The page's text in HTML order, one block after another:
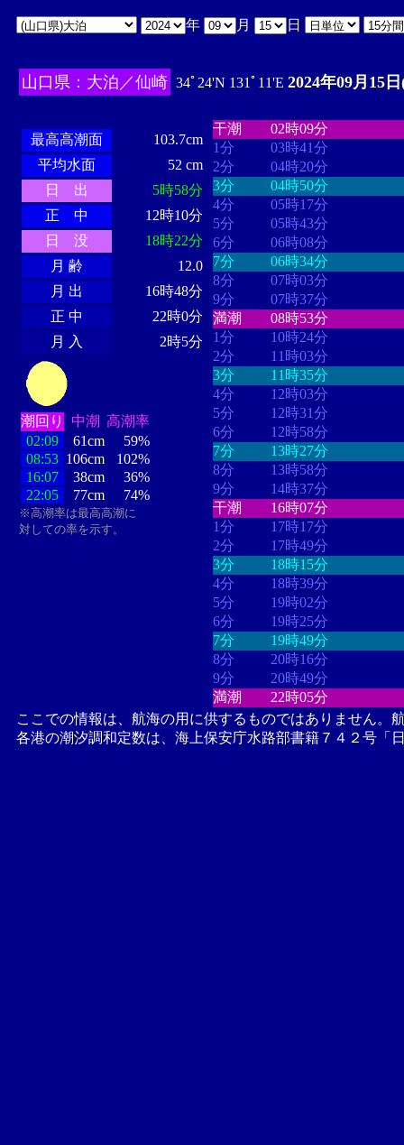
年 月 日
山口県：大泊／仙崎 34ﾟ24'N 131ﾟ11'E 2024年09月15
最高高潮面
103.7cm
平均水面
52 cm
日 出
5時58分
正 中
12時10分
日 没
18時22分
月 齢
12.0
月 出
16時48分
正 中
22時0分
月 入
2時5分
潮回り 中潮 高潮率
02:09
61cm
59%
08:53 106cm
102%
16:07
38cm
36%
22:05
77cm 74%
※高潮率は最高高潮に
対しての率を示す。
干潮
02時09分
1分
03時41分
2分
04時20分
3分
04時50分
4分
05時17分
5分
05時43分
6分
06時08分
7分
06時34分
8分
07時03分
9分
07時37分
満潮
08時53分
1分
10時24分
2分
11時03分
3分
11時35分
4分
12時03分
5分
12時31分
6分
12時58分
7分
13時27分
8分
13時58分
9分
14時37分
干潮
16時07分
1分
17時17分
2分
17時49分
3分
18時15分
4分
18時39分
5分
19時02分
6分
19時25分
7分
19時49分
8分
20時16分
9分
20時49分
満潮
22時05分
ここでの情報は、航海の用に供するものではありません。
各港の潮汐調和定数は、海上保安庁水路部書籍７４２号「